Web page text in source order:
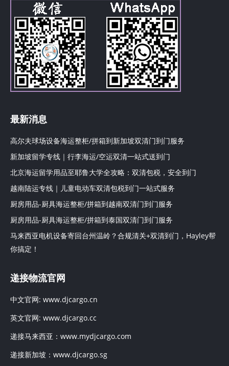
最新消息
高尔夫球场设备海运整柜/拼箱到新加坡双清门到门服务
新加坡留学专线｜行李海运/空运双清一站式送到门
北京海运留学用品至耶鲁大学全攻略：双清包税，安全到门
越南陆运专线｜儿童电动车双清包税到门一站式服务
厨房用品-厨具海运整柜/拼箱到越南双清门到门服务
厨房用品-厨具海运整柜/拼箱到泰国双清门到门服务
马来西亚电机设备寄回台州温岭？合规清关+双清到门，Hayley帮
你搞定！
递接物流官网
中文官网: www.djcargo.cn
英文官网: www.djcargo.cc
递接马来西亚： www.mydjcargo.com
递接新加坡： www.djcargo.sg